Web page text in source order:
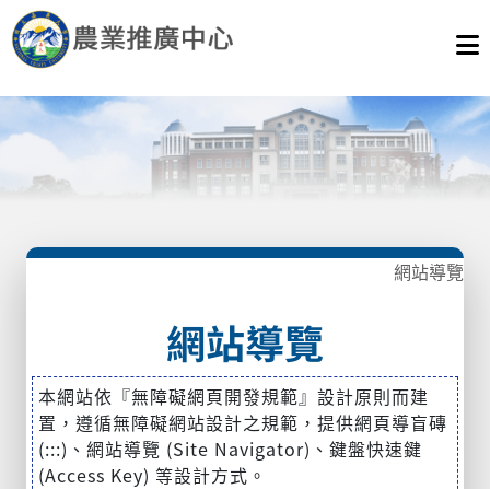
網站導覽
網站導覽
本網站依『無障礙網頁開發規範』設計原則而建
置，遵循無障礙網站設計之規範，提供網頁導盲磚
(:::)、網站導覽 (Site Navigator)、鍵盤快速鍵
(Access Key) 等設計方式。